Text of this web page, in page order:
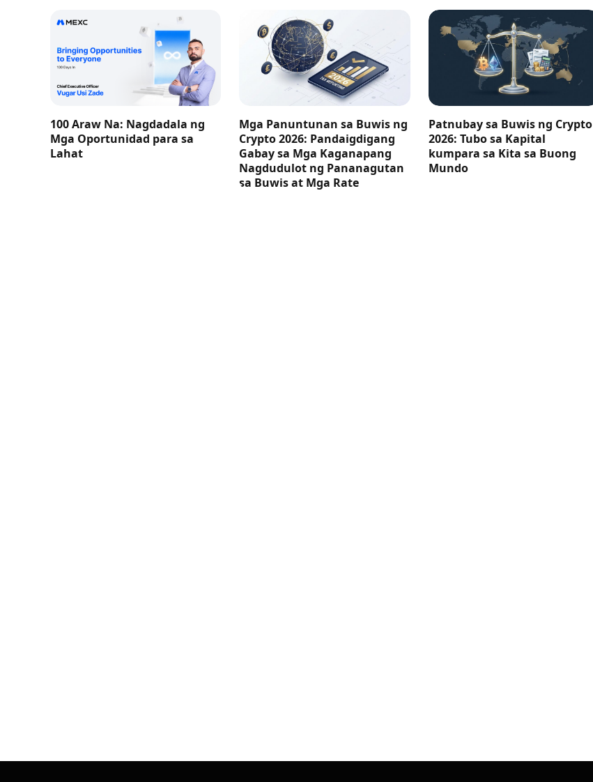
100 Araw Na: Nagdadala ng
Mga Oportunidad para sa
Lahat
Mga Panuntunan sa Buwis ng
Crypto 2026: Pandaigdigang
Gabay sa Mga Kaganapang
Nagdudulot ng Pananagutan
sa Buwis at Mga Rate
Patnubay sa Buwis ng Crypto
2026: Tubo sa Kapital
kumpara sa Kita sa Buong
Mundo